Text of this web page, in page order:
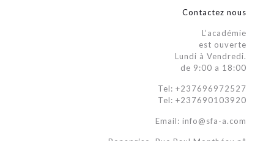
Contactez nous
L’académie
est ouverte
Lundi à Vendredi.
de 9:00 a 18:00
Tel: +237696972527
Tel: +237690103920
Email: info@sfa-a.com